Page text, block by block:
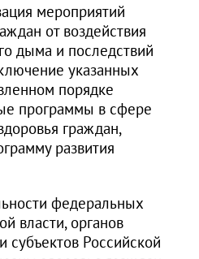
мероприятий
от воздействия
дыма и последствий
указанных
порядке
программы в сфере
граждан,
развития
федеральных
власти, органов
субъектов Российской